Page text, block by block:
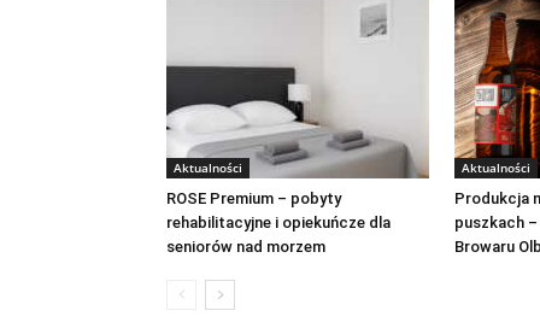
Aktualności
ROSE Premium – pobyty
rehabilitacyjne i opiekuńcze dla
seniorów nad morzem
Aktualności
Produkcja
puszkach
Browaru